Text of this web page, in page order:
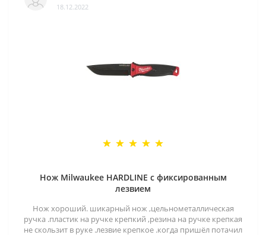
18.12.2022
Нож Milwaukee HARDLINE с фиксированным
лезвием
Нож хороший. шикарный нож ,цельнометаллическая
ручка .пластик на ручке крепкий ,резина на ручке крепкая
не скользит в руке .лезвие крепкое .когда пришёл потачил